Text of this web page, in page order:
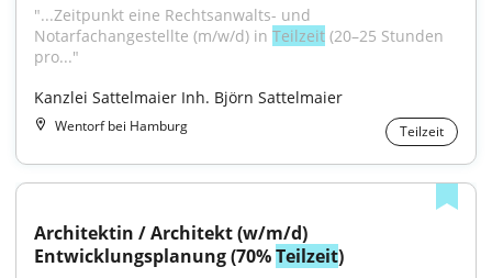
"...Zeitpunkt eine Rechtsanwalts- und
Notarfachangestellte (m/w/d) in Teilzeit (20–25 Stunden
pro..."
Kanzlei Sattelmaier Inh. Björn Sattelmaier
Wentorf bei Hamburg Teilzeit
Architektin / Architekt (w/m/d)
Entwicklungsplanung (70% Teilzeit)